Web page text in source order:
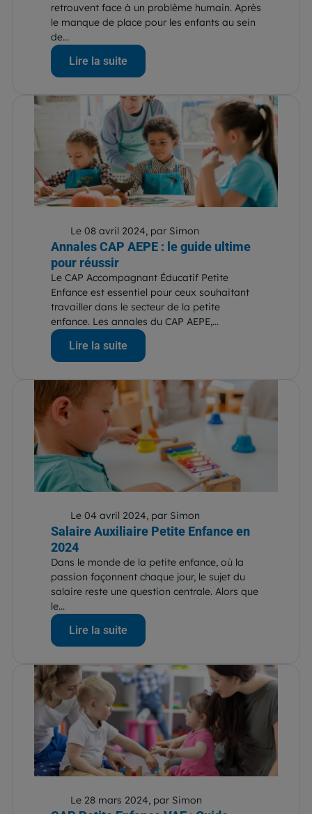
retrouvent face à un problème humain. Après
le manque de place pour les enfants au sein
de...
Lire la suite
Le 08 avril 2024, par Simon
Annales CAP AEPE : le guide ultime
pour réussir
Le CAP Accompagnant Éducatif Petite
Enfance est essentiel pour ceux souhaitant
travailler dans le secteur de la petite
enfance. Les annales du CAP AEPE,...
Lire la suite
Le 04 avril 2024, par Simon
Salaire Auxiliaire Petite Enfance en
2024
Dans le monde de la petite enfance, où la
passion façonnent chaque jour, le sujet du
salaire reste une question centrale. Alors que
le...
Lire la suite
Le 28 mars 2024, par Simon